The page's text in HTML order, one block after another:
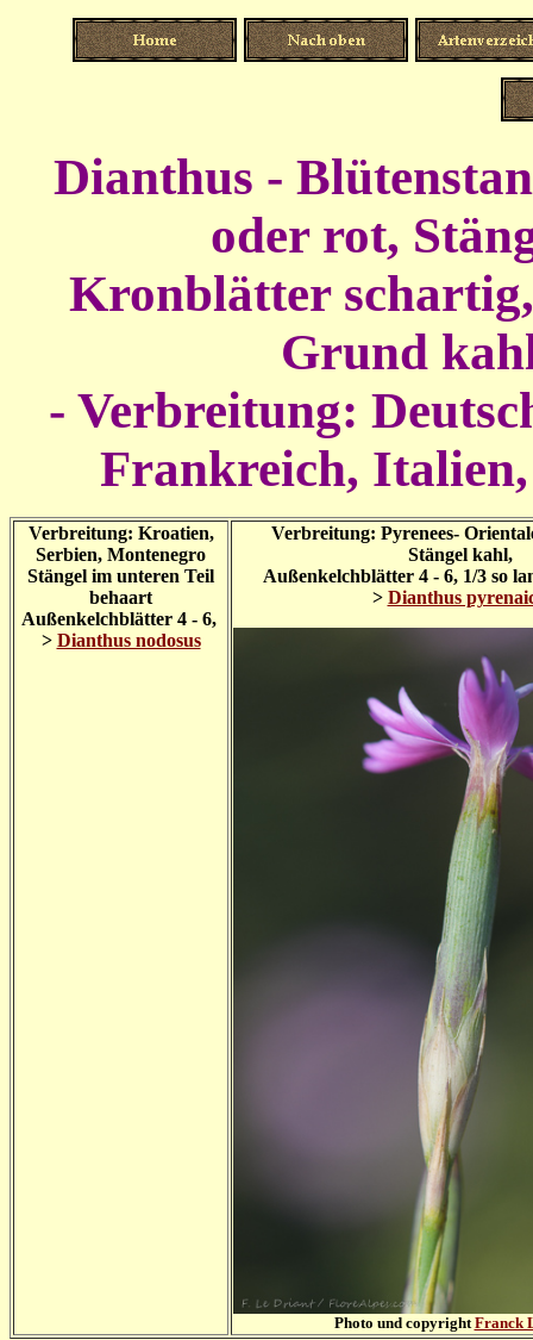
Dianthus -
oder rot,
Kronblätter
Grund
- Verbreitung:
Frankreich,
Verbreitung: Kroatien,
Serbien, Montenegro
Stängel im unteren Teil
behaart
Außenkelchblätter 4 - 6,
> Dianthus nodosus
Verbreitung: Pyrenees-
Stängel kahl,
Außenkelchblätter 4 - 6, 1/3 so
> Dianthus
Photo und copyrightFranck